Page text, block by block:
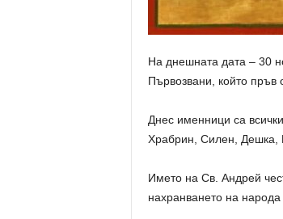
На днешната дата – 30
Първозвани, който пръв
Днес именници са
Храбрин, Силен, Дешка,
Името на Св. Андрей
нахранването на народа